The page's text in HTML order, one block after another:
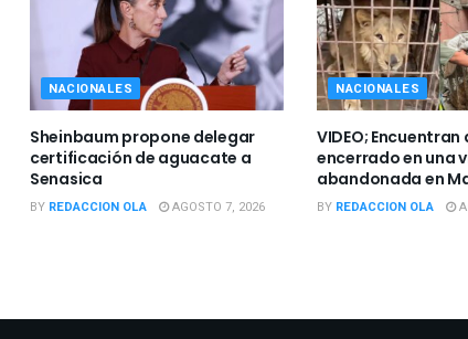
NACIONALES
Sheinbaum propone delegar
certificación de aguacate a
Senasica
BYREDACCION OLA AGOSTO 7, 2026
NACIONALES
VIDEO;
encerrado en una
abandonada en
BYREDACCION OLA